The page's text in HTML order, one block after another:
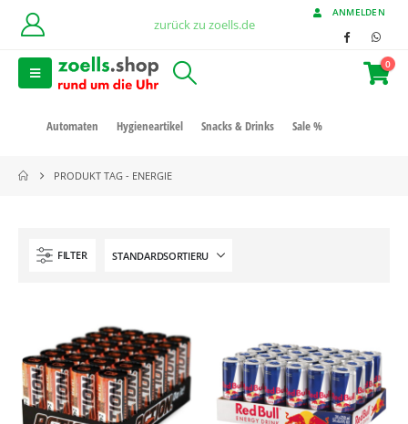
zurück zu zoells.de
ANMELDEN
0
Automaten Hygieneartikel Snacks & Drinks Sale %
PRODUKT TAG - ENERGIE
FILTER